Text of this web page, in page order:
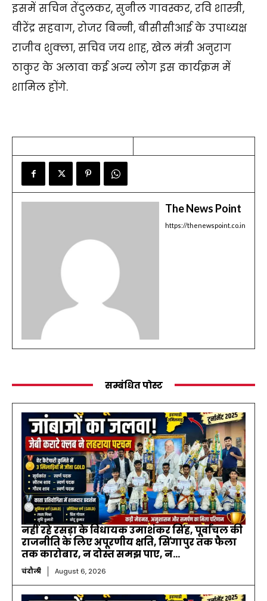
इसमें सचिन तेंदुलकर, सुनील गावस्कर, रवि शास्त्री,
वीरेंद्र सहवाग, रोजर बिन्नी, बीसीसीआई के उपाध्यक्ष
राजीव शुक्ला, सचिव जय शाह, खेल मंत्री अनुराग
ठाकुर के अलावा कई अन्य लोग इस कार्यक्रम में
शामिल होंगे.
The News Point
https://thenewspoint.co.in
सम्बंधित पोस्ट
नहीं रहे रसड़ा के विधायक उमाशंकर सिंह, पूर्वांचल की
राजनीति के लिए अपूरणीय क्षति, सिंगापुर तक फैला
तक कारोबार, न दोस्त समझ पाए, न...
चंदौली August 6, 2026